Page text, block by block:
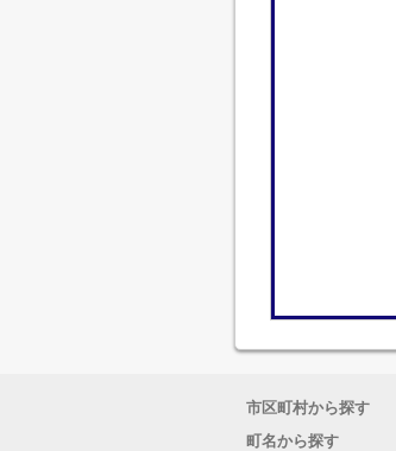
市区町村から探す
町名から探す